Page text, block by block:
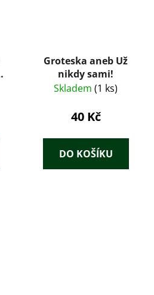
Groteska aneb Už
nikdy sami!
Skladem (1 ks)
40 Kč
DO KOŠÍKU